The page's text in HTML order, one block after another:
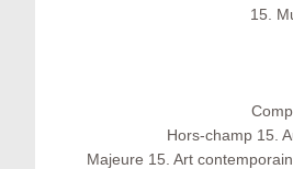
15.
Hors-champ 15.
Majeure 15. Art